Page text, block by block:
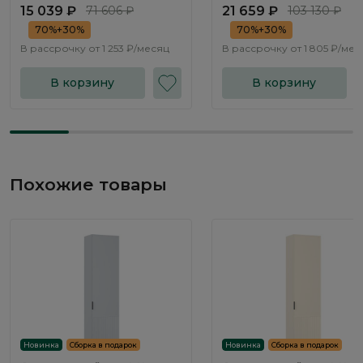
15 039 ₽ 71 606 ₽
70%+30%
В рассрочку от 1 253 ₽/месяц
В корзину
21 659 ₽ 103 130 ₽
70%+30%
В рассрочку от 1 805 ₽/
В корзину
Похожие товары
Новинка Сборка в подарок Новинка Сборка в подарок